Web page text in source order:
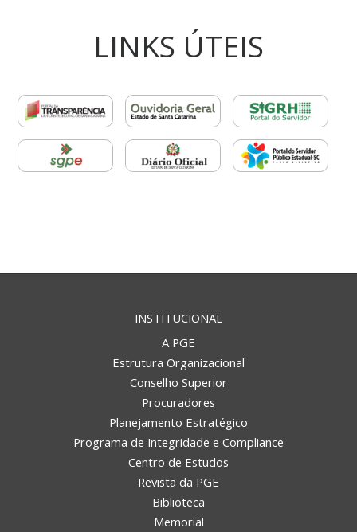
LINKS ÚTEIS
INSTITUCIONAL
A PGE
Estrutura Organizacional
Conselho Superior
Procuradores
Planejamento Estratégico
Programa de Integridade e Compliance
Centro de Estudos
Revista da PGE
Biblioteca
Memorial